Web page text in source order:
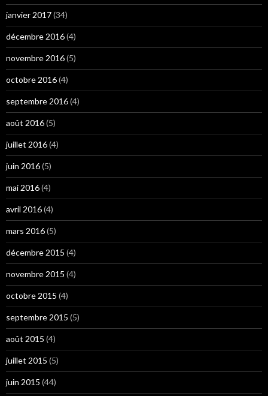
janvier 2017(34)
décembre 2016(4)
novembre 2016(5)
octobre 2016(4)
septembre 2016(4)
août 2016(5)
juillet 2016(4)
juin 2016(5)
mai 2016(4)
avril 2016(4)
mars 2016(5)
décembre 2015 (4)
novembre 2015 (4)
octobre 2015 (4)
septembre 2015 (5)
août 2015 (4)
juillet 2015 (5)
juin 2015 (44)